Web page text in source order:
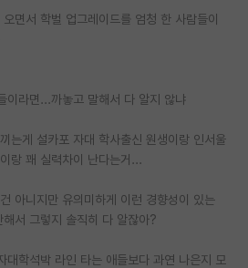
면서 학벌 업그레이드를 엄청 한 사람들이
이라면...까놓고 말해서 다 알지 않냐
는게 설카포 자대 학사출신 원생이랑 인서울
랑 꽤 실력차이 난다는거...
아니지만 유의미하게 이런 경향성이 있는
서 그렇지 솔직히 다 알잖아?
대학석박 라인 타는 애들보다 과연 나은지 모